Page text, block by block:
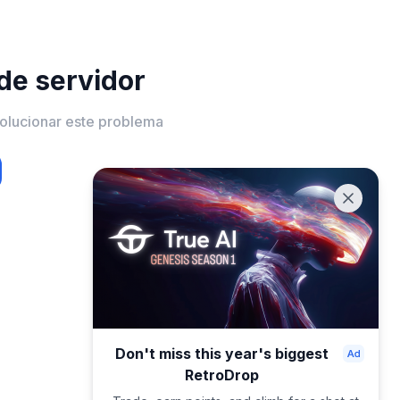
servidor
este problema
Don't miss this year's biggest
RetroDrop